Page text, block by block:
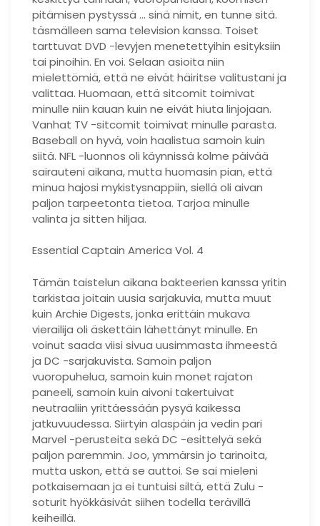
pitämisen pystyssä … sinä nimit, en tunne sitä.
täsmälleen sama television kanssa. Toiset
tarttuvat DVD -levyjen menetettyihin esityksiin
tai pinoihin. En voi. Selaan asioita niin
mielettömiä, että ne eivät häiritse valitustani ja
valittaa. Huomaan, että sitcomit toimivat
minulle niin kauan kuin ne eivät hiuta linjojaan.
Vanhat TV -sitcomit toimivat minulle parasta.
Baseball on hyvä, voin haalistua samoin kuin
siitä. NFL -luonnos oli käynnissä kolme päivää
sairauteni aikana, mutta huomasin pian, että
minua hajosi mykistysnappiin, siellä oli aivan
paljon tarpeetonta tietoa. Tarjoa minulle
valinta ja sitten hiljaa.
Essential Captain America Vol. 4
Tämän taistelun aikana bakteerien kanssa yritin
tarkistaa joitain uusia sarjakuvia, mutta muut
kuin Archie Digests, jonka erittäin mukava
vierailija oli äskettäin lähettänyt minulle. En
voinut saada viisi sivua uusimmasta ihmeestä
ja DC -sarjakuvista. Samoin paljon
vuoropuhelua, samoin kuin monet rajaton
paneeli, samoin kuin aivoni takertuivat
neutraaliin yrittäessään pysyä kaikessa
jatkuvuudessa. Siirtyin alaspäin ja vedin pari
Marvel -perusteita sekä DC -esittelyä sekä
paljon paremmin. Joo, ymmärsin jo tarinoita,
mutta uskon, että se auttoi. Se sai mieleni
potkaisemaan ja ei tuntuisi siltä, ​​että Zulu -
soturit hyökkäsivät siihen todella terävillä
keiheillä.